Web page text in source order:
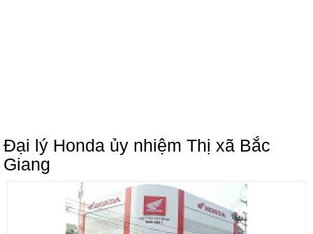
Đại lý Honda ủy nhiệm Thị xã Bắc
Giang